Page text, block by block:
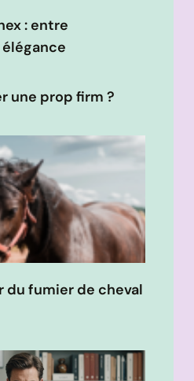
: entre
une prop firm ?
du fumier de cheval